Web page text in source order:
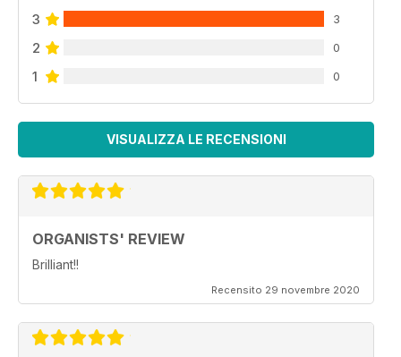
3 3
2 0
1 0
VISUALIZZA LE RECENSIONI
ORGANISTS' REVIEW
Brilliant!!
Recensito 29 novembre 2020